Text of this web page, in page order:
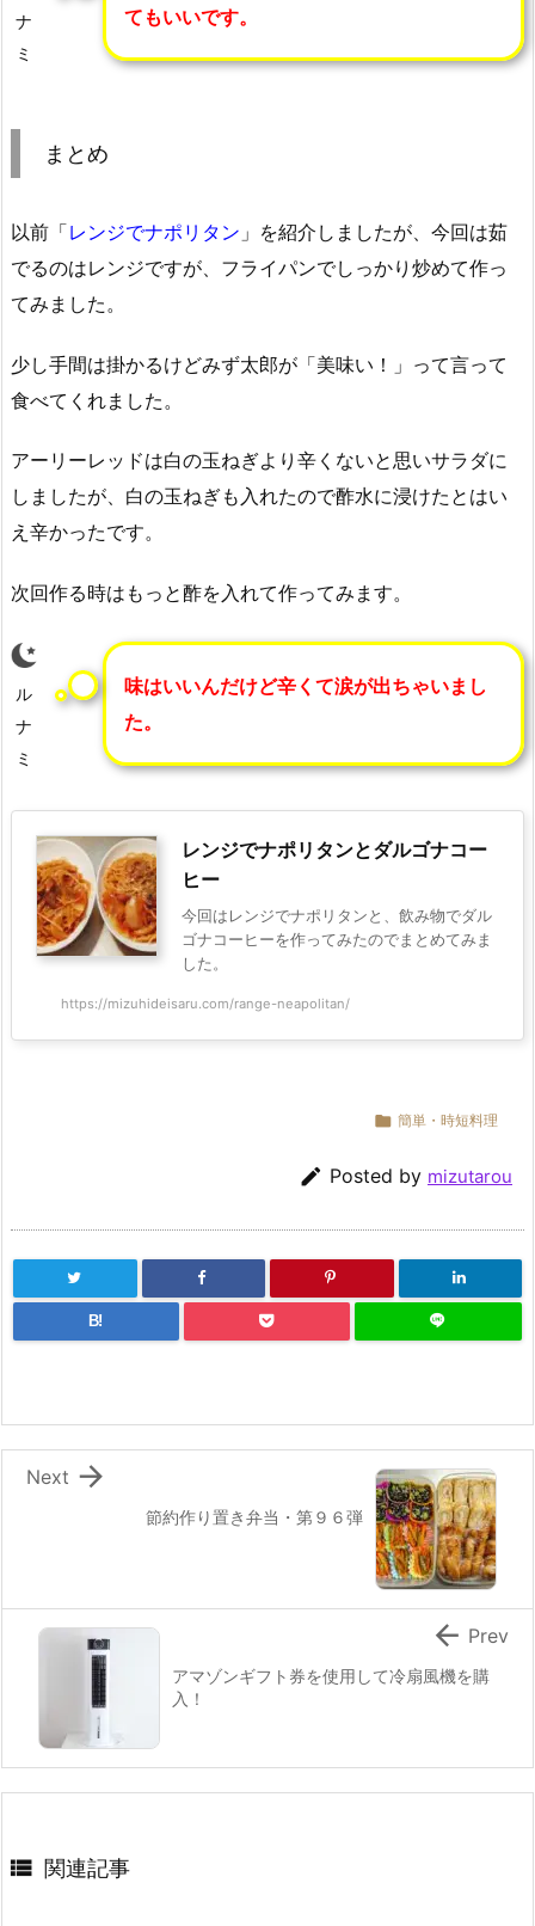
ナ
ミ
てもいいです。
まとめ
以前「レンジでナポリタン 」を紹介しましたが、今回は茹
でるのはレンジですが、フライパンでしっかり炒めて作っ
てみました。
少し手間は掛かるけどみず太郎が「美味い！」って言って
食べてくれました。
アーリーレッドは白の玉ねぎより辛くないと思いサラダに
しましたが、白の玉ねぎも入れたので酢水に浸けたとはい
え辛かったです。
次回作る時はもっと酢を入れて作ってみます。
ル
ナ
ミ
味はいいんだけど辛くて涙が出ちゃいまし
た。
レンジでナポリタンとダルゴナコー
ヒー
今回はレンジでナポリタンと、飲み物でダル
ゴナコーヒーを作ってみたのでまとめてみま
した。
https://mizuhideisaru.com/range-neapolitan/
 簡単・時短料理
 Posted by mizutarou
B!
節約作り置き弁当・第９６弾

Next
アマゾンギフト券を使用して冷扇風機を購
入！
 Prev
 関連記事